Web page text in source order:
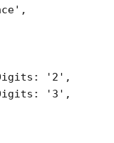
'2',
'3',